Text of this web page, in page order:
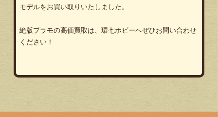
モデルをお買い取りいたしました。
絶版プラモの高価買取は、環七ホビーへぜひお問い合わせ
ください！